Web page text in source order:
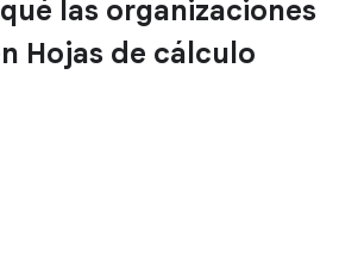
las organizaciones
Hojas de cálculo